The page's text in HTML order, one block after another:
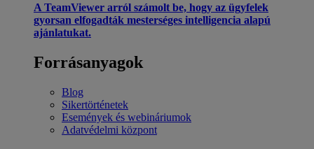
A TeamViewer arról számolt be, hogy az ügyfelek
gyorsan elfogadták mesterséges intelligencia alapú
ajánlatukat.
Forrásanyagok
Blog
Sikertörténetek
Események és webináriumok
Adatvédelmi központ